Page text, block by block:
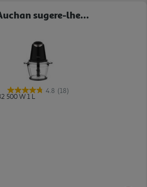
sugere-lhe...
4.8 (18)
500 W 1 L